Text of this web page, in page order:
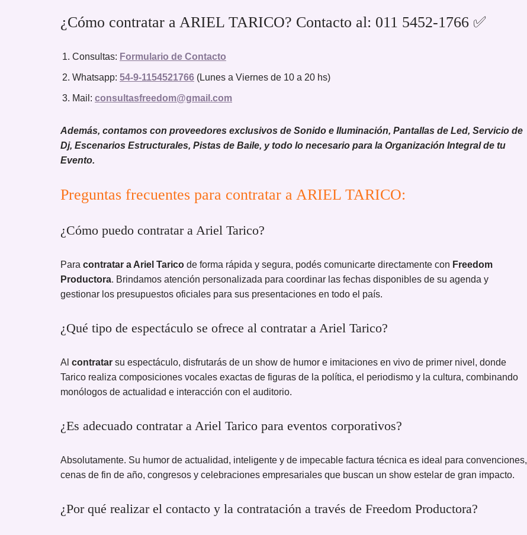
¿Cómo contratar a ARIEL TARICO? Contacto al: 011 5452-1766 ✅
Consultas: Formulario de Contacto
Whatsapp: 54-9-1154521766 (Lunes a Viernes de 10 a 20 hs)
Mail: consultasfreedom@gmail.com
Además, contamos con proveedores exclusivos de Sonido e Iluminación, Pantallas de Led, Servicio de
Dj, Escenarios Estructurales, Pistas de Baile, y todo lo necesario para la Organización Integral de tu
Evento.
Preguntas frecuentes para contratar a ARIEL TARICO:
¿Cómo puedo contratar a Ariel Tarico?
Para contratar a Ariel Tarico de forma rápida y segura, podés comunicarte directamente con Freedom
Productora. Brindamos atención personalizada para coordinar las fechas disponibles de su agenda y
gestionar los presupuestos oficiales para sus presentaciones en todo el país.
¿Qué tipo de espectáculo se ofrece al contratar a Ariel Tarico?
Al contratar su espectáculo, disfrutarás de un show de humor e imitaciones en vivo de primer nivel, donde
Tarico realiza composiciones vocales exactas de figuras de la política, el periodismo y la cultura, combinando
monólogos de actualidad e interacción con el auditorio.
¿Es adecuado contratar a Ariel Tarico para eventos corporativos?
Absolutamente. Su humor de actualidad, inteligente y de impecable factura técnica es ideal para convenciones,
cenas de fin de año, congresos y celebraciones empresariales que buscan un show estelar de gran impacto.
¿Por qué realizar el contacto y la contratación a través de Freedom Productora?